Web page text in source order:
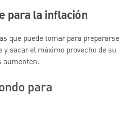
para la inflación
que puede tomar para prepararse
sacar el máximo provecho de su
aumenten.
para